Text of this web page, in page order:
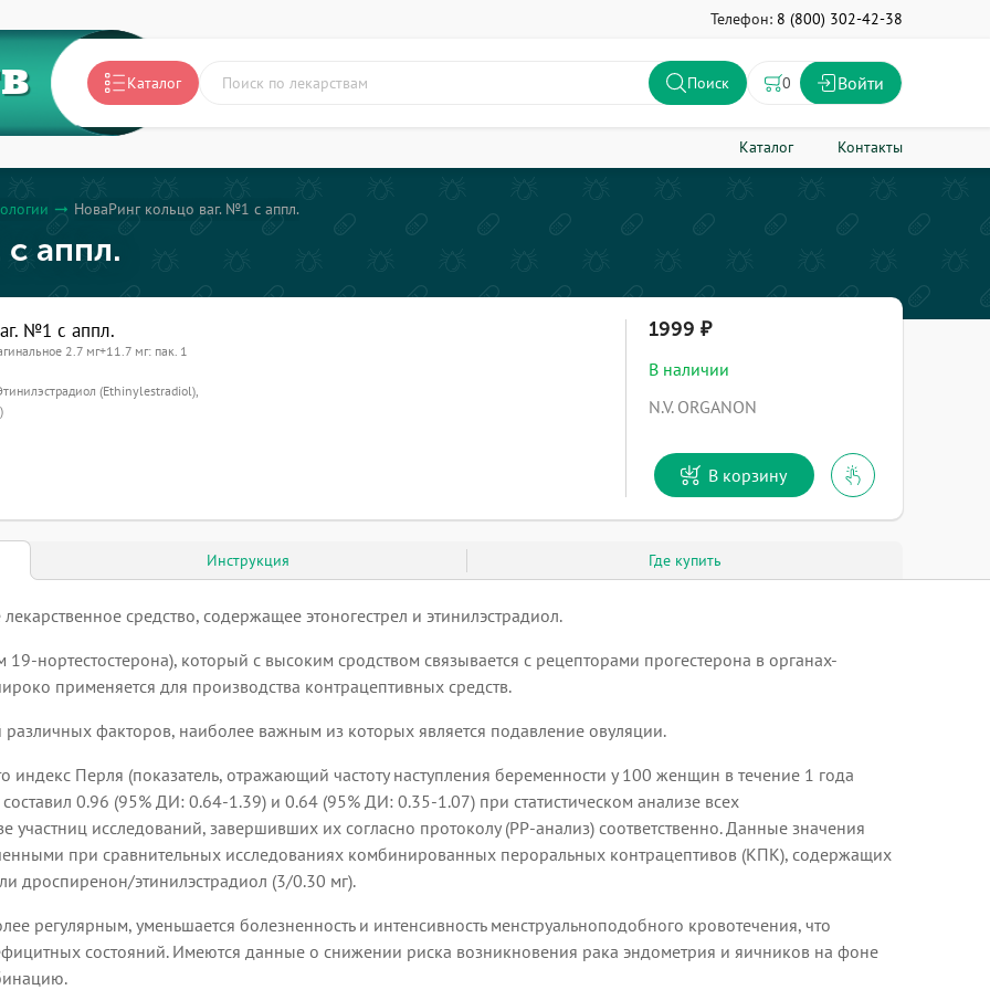
Телефон: 8 (800) 302-42-38
Каталог Поиск 0 Войти
Каталог Контакты
arrow_right_alt НоваРинг кольцо ваг. №1 с аппл.
аппл.
№1 с аппл.
2.7 мг+11.7 мг: пак. 1
(Ethinylestradiol),
1999
В наличии
N.V. ORGANON
В корзину
Инструкция Где купить
средство, содержащее этоногестрел и этинилэстрадиол.
19-нортестостерона), который с высоким сродством связывается с рецепторами прогестерона в органах-
применяется для производства контрацептивных средств.
факторов, наиболее важным из которых является подавление овуляции.
индекс Перля (показатель, отражающий частоту наступления беременности у 100 женщин в течение 1 года
0.96 (95% ДИ: 0.64-1.39) и 0.64 (95% ДИ: 0.35-1.07) при статистическом анализе всех
исследований, завершивших их согласно протоколу (РР-анализ) соответственно. Данные значения
при сравнительных исследованиях комбинированных пероральных контрацептивов (КПК), содержащих
дроспиренон/этинилэстрадиол (3/0.30 мг).
регулярным, уменьшается болезненность и интенсивность менструальноподобного кровотечения, что
состояний. Имеются данные о снижении риска возникновения рака эндометрия и яичников на фоне